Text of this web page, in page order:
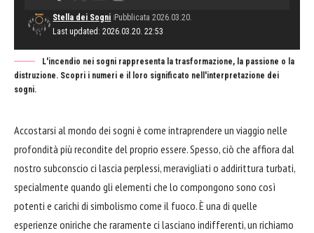
Last updated: 2026.03.20. 22:53
Stella dei Sogni Pubblicata 2026.03.20.
L'incendio nei sogni rappresenta la trasformazione, la passione o la
distruzione. Scopri i numeri e il loro significato nell'interpretazione dei
sogni.
Accostarsi al mondo dei sogni è come intraprendere un viaggio nelle
profondità più recondite del proprio essere. Spesso, ciò che affiora dal
nostro subconscio ci lascia perplessi, meravigliati o addirittura turbati,
specialmente quando gli elementi che lo compongono sono così
potenti e carichi di simbolismo come il fuoco. È una di quelle
esperienze oniriche che raramente ci lasciano indifferenti, un richiamo